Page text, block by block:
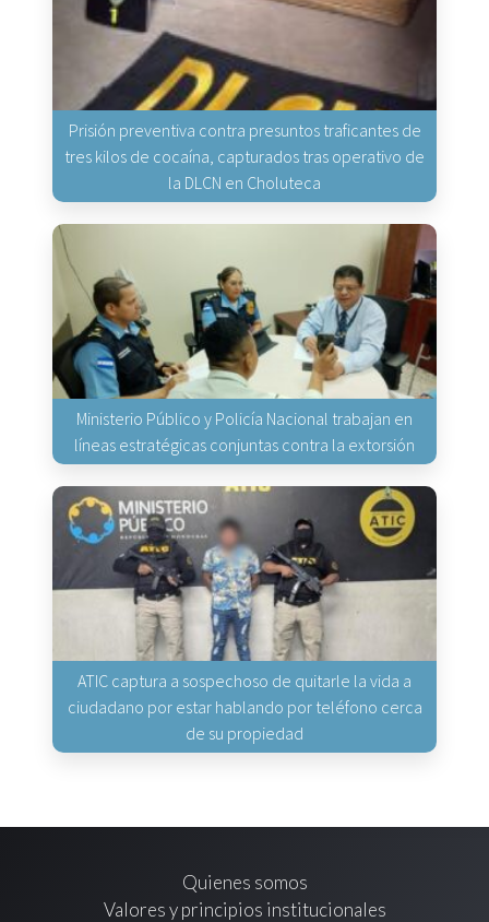
Prisión preventiva contra presuntos traficantes de
tres kilos de cocaína, capturados tras operativo de
la DLCN en Choluteca
Ministerio Público y Policía Nacional trabajan en
líneas estratégicas conjuntas contra la extorsión
ATIC captura a sospechoso de quitarle la vida a
ciudadano por estar hablando por teléfono cerca
de su propiedad
Quienes somos
Valores y principios institucionales